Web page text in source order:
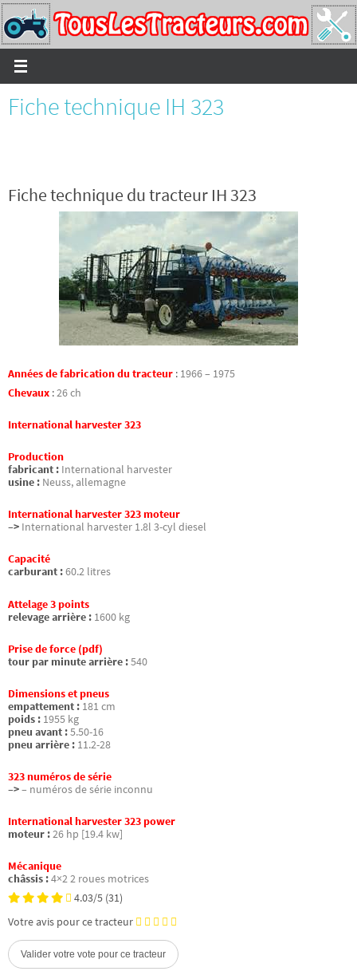
Passer
vers
le
contenu
Fiche technique IH 323
Fiche technique du tracteur IH 323
Années de fabrication du tracteur : 1966 – 1975
Chevaux :26 ch
International harvester 323
Production
fabricant : International harvester
usine : Neuss, allemagne
International harvester 323 moteur
–> International harvester 1.8l 3-cyl diesel
Capacité
carburant :60.2 litres
Attelage 3 points
relevage arrière : 1600 kg
Prise de force (pdf)
tour par minute arrière :540
Dimensions et pneus
empattement : 181 cm
poids : 1955 kg
pneu avant :5.50-16
pneu arrière : 11.2-28
323 numéros de série
–>– numéros de série inconnu
International harvester 323 power
moteur :26 hp [19.4 kw]
Mécanique
châssis :4×2 2 roues motrices
4.03/5 (31)
Votre avis pour ce tracteur